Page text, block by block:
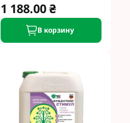
1 188.00 ₴
В корзину